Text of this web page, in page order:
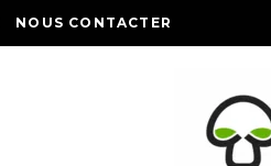
NOUS CONTACTER